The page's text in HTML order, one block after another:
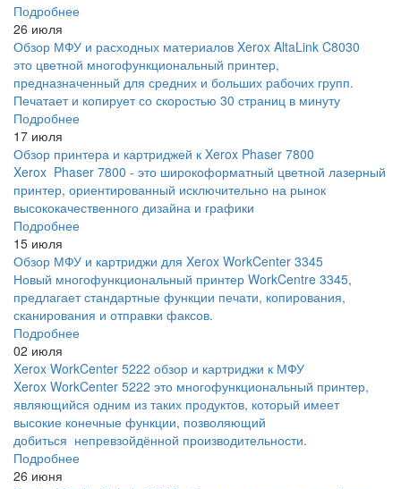
Подробнее
26 июля
Обзор МФУ и расходных материалов Xerox AltaLink C8030
это цветной многофункциональный принтер,
предназначенный для средних и больших рабочих групп.
Печатает и копирует со скоростью 30 страниц в минуту
Подробнее
17 июля
Обзор принтера и картриджей к Xerox Phaser 7800
Xerox Phaser 7800 - это широкоформатный цветной лазерный
принтер, ориентированный исключительно на рынок
высококачественного дизайна и графики
Подробнее
15 июля
Обзор МФУ и картриджи для Xerox WorkCenter 3345
Новый многофункциональный принтер WorkCentre 3345,
предлагает стандартные функции печати, копирования,
сканирования и отправки факсов.
Подробнее
02 июля
Xerox WorkCenter 5222 обзор и картриджи к МФУ
Xerox WorkCenter 5222 это многофункциональный принтер,
являющийся одним из таких продуктов, который имеет
высокие конечные функции, позволяющий
добиться непревзойдённой производительности.
Подробнее
26 июня